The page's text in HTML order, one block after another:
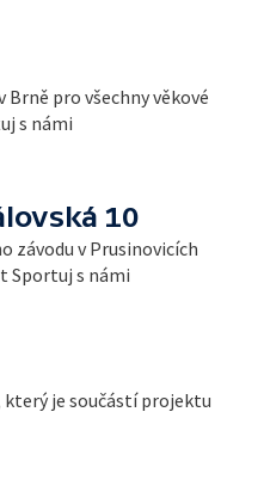
pro všechny věkové
s námi
10
závodu v Prusinovicích
Sportuj s námi
je součástí projektu